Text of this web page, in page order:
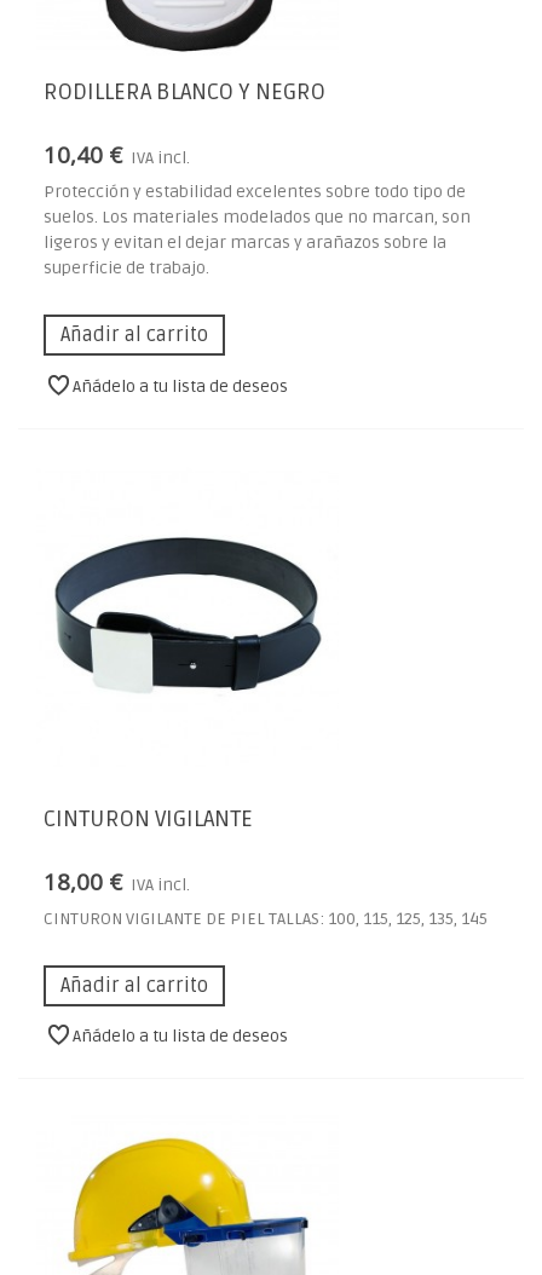
RODILLERA BLANCO Y NEGRO
10,40 € IVA incl.
Protección y estabilidad excelentes sobre todo tipo de
suelos. Los materiales modelados que no marcan, son
ligeros y evitan el dejar marcas y arañazos sobre la
superficie de trabajo.
Añadir al carrito
Añádelo a tu lista de deseos
CINTURON VIGILANTE
18,00 € IVA incl.
CINTURON VIGILANTE DE PIEL TALLAS: 100, 115, 125, 135, 145
Añadir al carrito
Añádelo a tu lista de deseos